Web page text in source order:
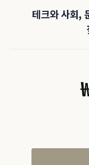
테크와 사회,